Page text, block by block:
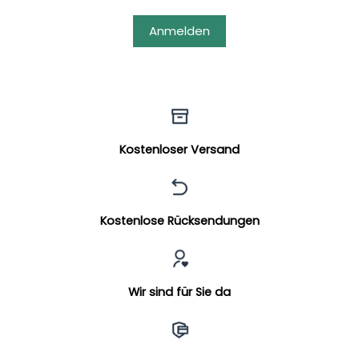
Anmelden
Kostenloser Versand
Kostenlose Rücksendungen
Wir sind für Sie da